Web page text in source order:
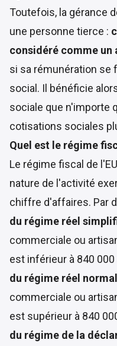
Toutefois, la gérance
une personne tierce :
considéré comme un
si sa rémunération se
social. Il bénéficie
sociale que n'importe
cotisations sociales
Quel est le régime
Le régime fiscal de
nature de l'activité
chiffre d'affaires. Par
du régime réel
commerciale ou
est inférieur à 840 000
du régime réel normal
commerciale ou
est supérieur à 840
du régime de la